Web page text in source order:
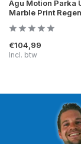
Agu Motion Parka
Marble Print
€104,99
Incl. btw